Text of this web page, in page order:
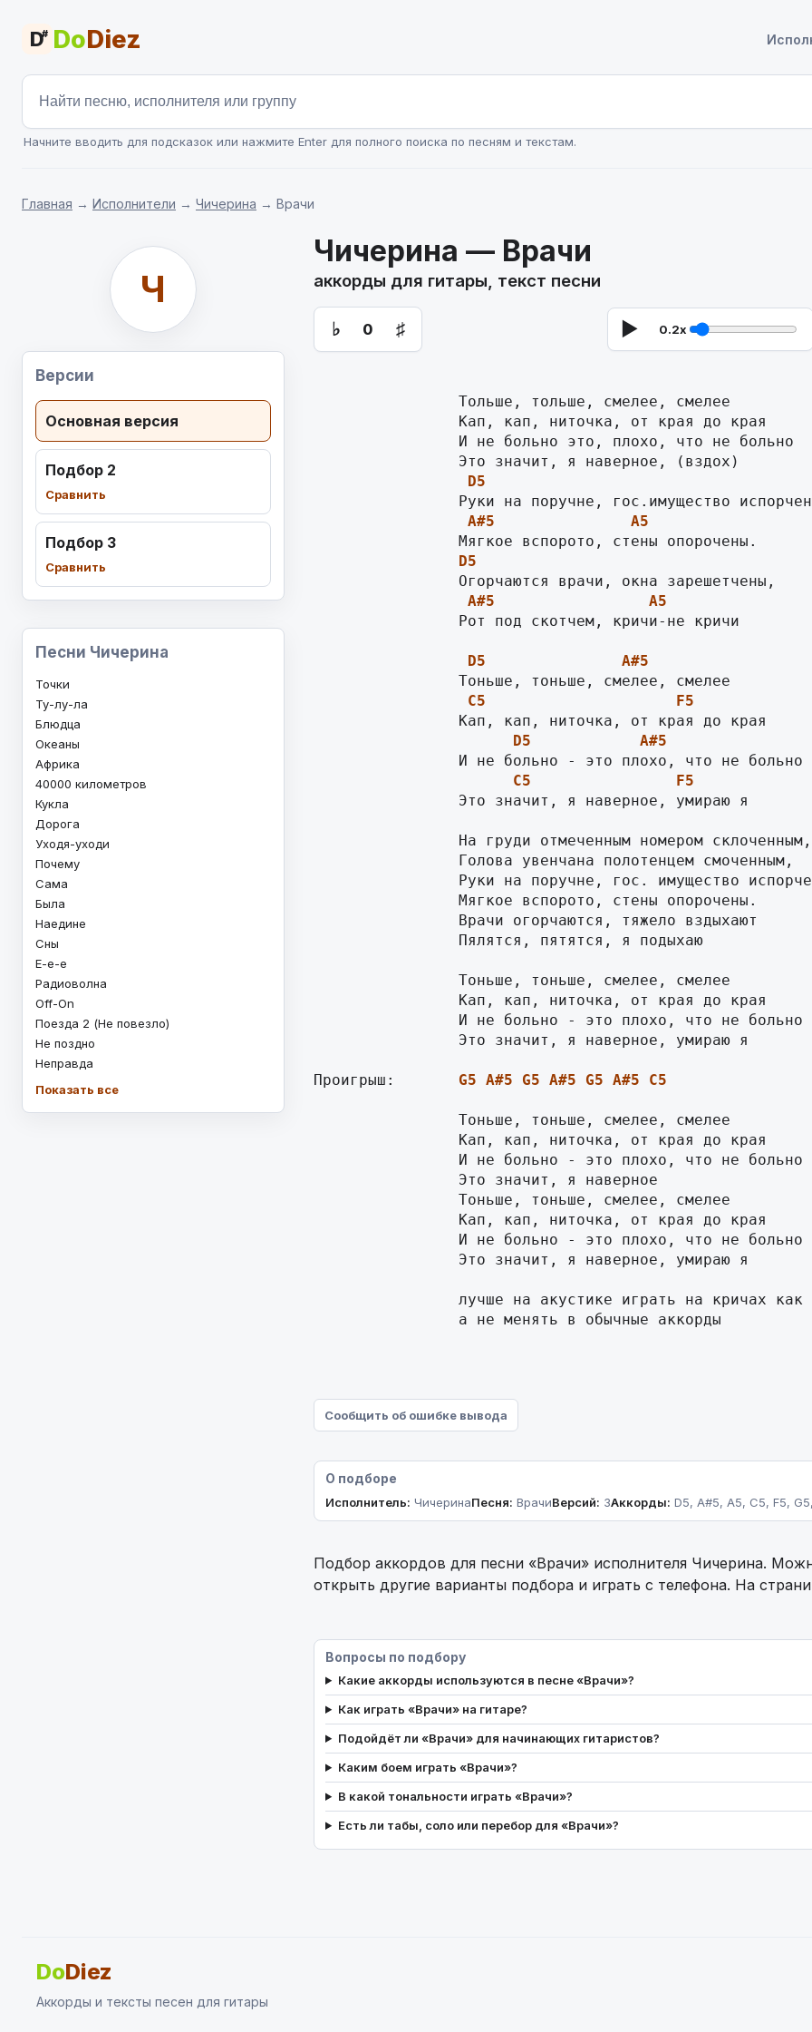
D# DoDiez
Начните вводить для подсказок или нажмите Enter для полного поиска по песням и текстам.
Главная → Исполнители → Чичерина → Врачи
Ч
Версии
Основная версия
Подбор 2
Сравнить
Подбор 3
Сравнить
Песни Чичерина
Точки
Ту-лу-ла
Блюдца
Океаны
Африка
40000 километров
Кукла
Дорога
Уходя-уходи
Почему
Сама
Была
Наедине
Сны
Е-е-е
Радиоволна
Off-On
Поезда 2 (Не повезло)
Не поздно
Неправда
Показать все
Чичерина — Врачи
аккорды для гитары, текст песни
♭ 0 ♯ ▶ 0.2x
                Тольше, тольше, смелее, смелее
                Кап, кап, ниточка, от края до края
                И не больно это, плохо, что не больно
D5
A#5
A5
D5
A#5
A5
                Рот под скотчем, кричи-не кричи
D5
A#5
C5
F5
D5
A#5
C5
F5
                Это значит, я наверное, умираю я
                На груди отмеченным номером склоченным,
                Голова увенчана полотенцем смоченным,
Руки на поручне, гос. имущество
                Мягкое вспорото, стены опорочены.
                Врачи огорчаются, тяжело вздыхают
                Пялятся, пятятся, я подыхаю
                Тоньше, тоньше, смелее, смелее
                Кап, кап, ниточка, от края до края
                И не больно - это плохо, что не больно
                Это значит, я наверное, умираю я
Проигрыш: G5 A#5 G5 A#5 G5 A#5 C5
                Тоньше, тоньше, смелее, смелее
                Кап, кап, ниточка, от края до края
                И не больно - это плохо, что не больно
                Это значит, я наверное
                Тоньше, тоньше, смелее, смелее
                Кап, кап, ниточка, от края до края
                И не больно - это плохо, что не больно
                Это значит, я наверное, умираю я
лучше на акустике играть на кричах как
                a не менять в обычные аккорды
Сообщить об ошибке вывода
О подборе
Исполнитель: ЧичеринаПесня: ВрачиВерсий: 3Аккорды: D5, A#5, A5, C5, F5,
Подбор аккордов для песни «Врачи» исполнителя Чичерина.
открыть другие варианты подбора и играть с телефона. На
Вопросы по подбору
Какие аккорды используются в песне «Врачи»?
Как играть «Врачи» на гитаре?
Подойдёт ли «Врачи» для начинающих гитаристов?
Каким боем играть «Врачи»?
В какой тональности играть «Врачи»?
Есть ли табы, соло или перебор для «Врачи»?
DoDiez
Аккорды и тексты песен для гитары